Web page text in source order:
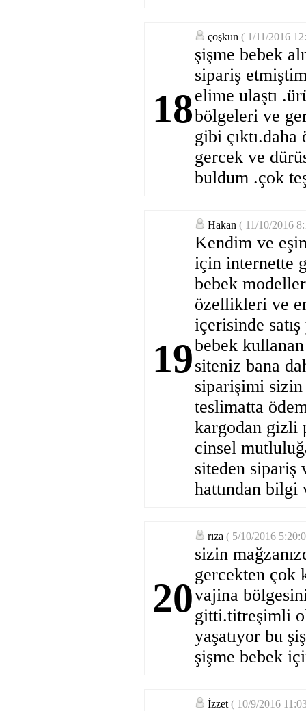
18
çoşkun ( 1/11/2016
şişme bebek
sipariş
elime ulaştı
bölgeleri ve
gibi çıktı.daha
gercek ve
buldum .çok
19
Hakan ( 11/10/2016
Kendim ve
için internette
bebek
özellikleri ve
içerisinde
bebek
siteniz bana
siparişimi sizin
teslimatta
kargodan gizli
cinsel
siteden sipariş
hattından
20
rıza ( 5/10/2016
sizin
gercekten çok
vajina
gitti.titreşimli
yaşatıyor bu
şişme bebek
İzzet ( 10/9/2016